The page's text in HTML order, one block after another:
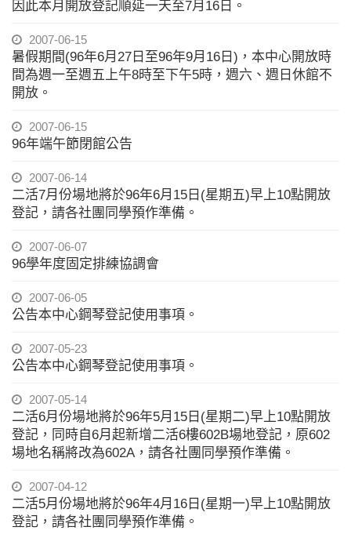
因此本月開放登記順延一天至7月16日。
2007-06-15
暑假期間(96年6月27日至96年9月16日)，本中心開放時
間為週一至週五上午8時至下午5時，週六、週日休館不
開放。
2007-06-15
96年端午節閉館公告
2007-06-14
二活7月份場地將於96年6月15日(星期五)早上10點開放
登記，請各社團同學預作準備。
2007-06-07
96學年度固定排練協調會
2007-06-05
公告本中心鋼琴登記使用事項。
2007-05-23
公告本中心鋼琴登記使用事項。
2007-05-14
二活6月份場地將於96年5月15日(星期二)早上10點開放
登記，同時自6月起新增二活6樓602B場地登記，原602
場地名稱將改為602A，請各社團同學預作準備。
2007-04-12
二活5月份場地將於96年4月16日(星期一)早上10點開放
登記，請各社團同學預作準備。